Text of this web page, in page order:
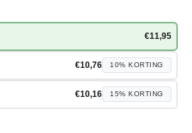
€11,95
€10,76 10% KORTING
€10,16 15% KORTING